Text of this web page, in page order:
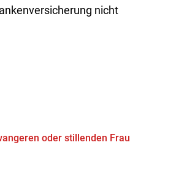
nicht
oder stillenden Frau